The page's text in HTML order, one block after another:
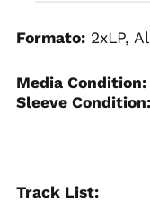
Formato:2xLP,
Media Condition:
Sleeve Condition:
Track List: